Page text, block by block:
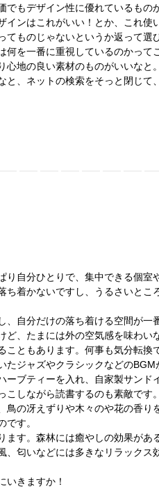
でもデザイン性に優れているもの
インはこれがいい！とか、これ使
てものじゃないというか返って選
を一番に重視しているのかって
地の良い素材のものがいいなと
と、ネットの検索をそっと閉じて
り自分ひとりで、集中できる個室
ち着かないですし、うるさいとこ
、自分だけの落ち着ける空間が一
ど、たまには外の空気感を味わい
ともあります。何事も気分転換
たジャズやクラシックなどの
ーブティーを入れ、自家製サンド
こしながら読書するのも素敵です
鳥の冴えずりや木々のや花の香り
です。
ます。森林には癒やしの効果があ
、匂いなどには多きなリラックス
いきますか！